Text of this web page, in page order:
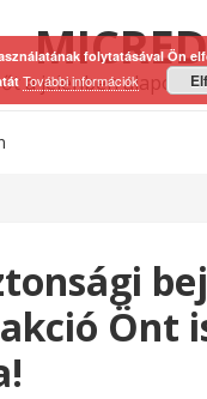
MICRED
a jelenben
Önt
folytatásával Ön
További információk